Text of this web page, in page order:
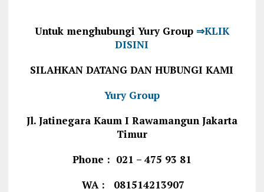
Untuk menghubungi Yury Group⇒KLIK
DISINI
SILAHKAN DATANG DAN HUBUNGI KAMI
Yury Group
Jl. Jatinegara Kaum I Rawamangun Jakarta
Timur
Phone : 021 – 475 93 81
WA : 081514213907